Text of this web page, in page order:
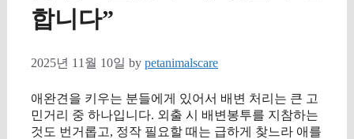
합니다”
2025년 11월 10일 by petanimalscare
애완견을 키우는 분들에게 있어서 배변 처리는 큰 고
민거리 중 하나입니다. 외출 시 배변봉투를 지참하는
것도 번거롭고, 정작 필요할 때는 급하게 찾느라 애를